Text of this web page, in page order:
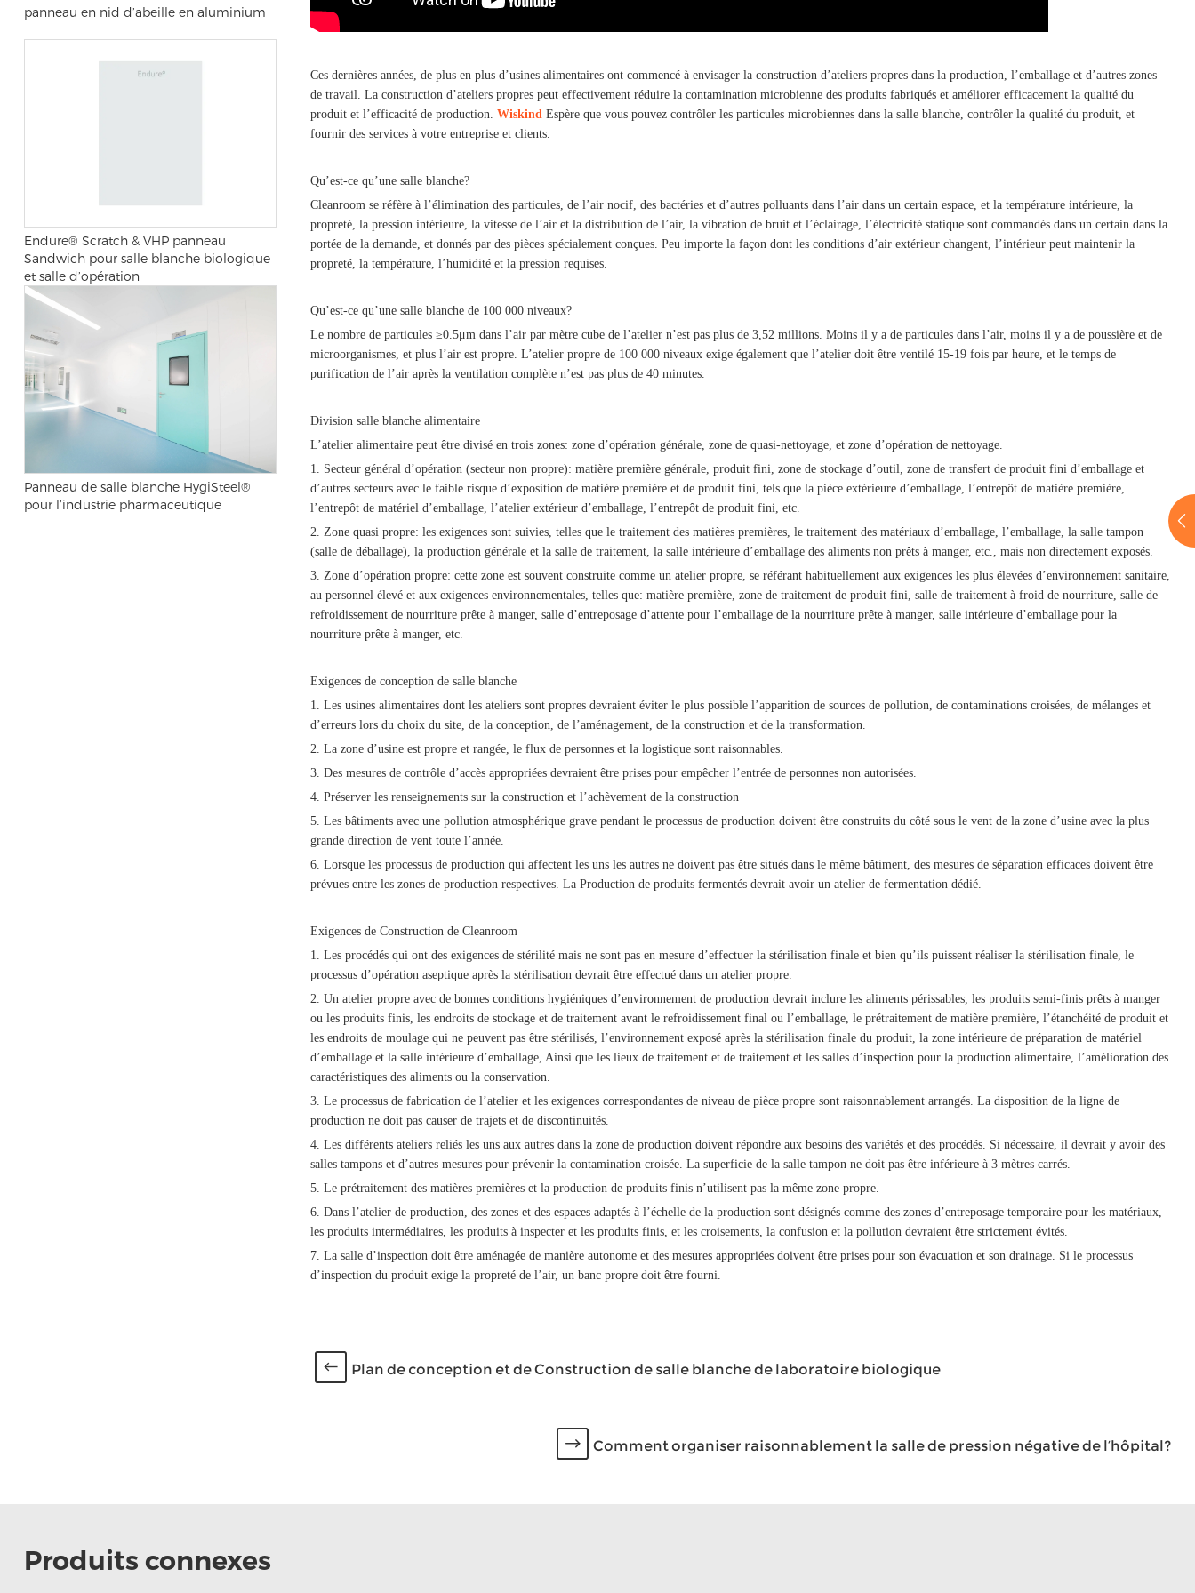
panneau en nid d’abeille en aluminium
Endure® Scratch & VHP panneau
Sandwich pour salle blanche biologique
et salle d’opération
Panneau de salle blanche HygiSteel®
pour l’industrie pharmaceutique
Ces dernières années, de plus en plus d’usines alimentaires ont commencé à envisager la construction d’ateliers propres dans la production, l’emballage et d’autres zones
de travail. La construction d’ateliers propres peut effectivement réduire la contamination microbienne des produits fabriqués et améliorer efficacement la qualité du
produit et l’efficacité de production.Wiskind Espère que vous pouvez contrôler les particules microbiennes dans la salle blanche, contrôler la qualité du produit, et
fournir des services à votre entreprise et clients.
Qu’est-ce qu’une salle blanche?
Cleanroom se réfère à l’élimination des particules, de l’air nocif, des bactéries et d’autres polluants dans l’air dans un certain espace, et la température intérieure, la
propreté, la pression intérieure, la vitesse de l’air et la distribution de l’air, la vibration de bruit et l’éclairage, l’électricité statique sont commandés dans un certain dans la
portée de la demande, et donnés par des pièces spécialement conçues. Peu importe la façon dont les conditions d’air extérieur changent, l’intérieur peut maintenir la
propreté, la température, l’humidité et la pression requises.
Qu’est-ce qu’une salle blanche de 100 000 niveaux?
Le nombre de particules ≥0.5μm dans l’air par mètre cube de l’atelier n’est pas plus de 3,52 millions. Moins il y a de particules dans l’air, moins il y a de poussière et de
microorganismes, et plus l’air est propre. L’atelier propre de 100 000 niveaux exige également que l’atelier doit être ventilé 15-19 fois par heure, et le temps de
purification de l’air après la ventilation complète n’est pas plus de 40 minutes.
Division salle blanche alimentaire
L’atelier alimentaire peut être divisé en trois zones: zone d’opération générale, zone de quasi-nettoyage, et zone d’opération de nettoyage.
1. Secteur général d’opération (secteur non propre): matière première générale, produit fini, zone de stockage d’outil, zone de transfert de produit fini d’emballage et
d’autres secteurs avec le faible risque d’exposition de matière première et de produit fini, tels que la pièce extérieure d’emballage, l’entrepôt de matière première,
l’entrepôt de matériel d’emballage, l’atelier extérieur d’emballage, l’entrepôt de produit fini, etc.
2. Zone quasi propre: les exigences sont suivies, telles que le traitement des matières premières, le traitement des matériaux d’emballage, l’emballage, la salle tampon
(salle de déballage), la production générale et la salle de traitement, la salle intérieure d’emballage des aliments non prêts à manger, etc., mais non directement exposés.
3. Zone d’opération propre: cette zone est souvent construite comme un atelier propre, se référant habituellement aux exigences les plus élevées d’environnement sanitaire,
au personnel élevé et aux exigences environnementales, telles que: matière première, zone de traitement de produit fini, salle de traitement à froid de nourriture, salle de
refroidissement de nourriture prête à manger, salle d’entreposage d’attente pour l’emballage de la nourriture prête à manger, salle intérieure d’emballage pour la
nourriture prête à manger, etc.
Exigences de conception de salle blanche
1. Les usines alimentaires dont les ateliers sont propres devraient éviter le plus possible l’apparition de sources de pollution, de contaminations croisées, de mélanges et
d’erreurs lors du choix du site, de la conception, de l’aménagement, de la construction et de la transformation.
2. La zone d’usine est propre et rangée, le flux de personnes et la logistique sont raisonnables.
3. Des mesures de contrôle d’accès appropriées devraient être prises pour empêcher l’entrée de personnes non autorisées.
4. Préserver les renseignements sur la construction et l’achèvement de la construction
5. Les bâtiments avec une pollution atmosphérique grave pendant le processus de production doivent être construits du côté sous le vent de la zone d’usine avec la plus
grande direction de vent toute l’année.
6. Lorsque les processus de production qui affectent les uns les autres ne doivent pas être situés dans le même bâtiment, des mesures de séparation efficaces doivent être
prévues entre les zones de production respectives. La Production de produits fermentés devrait avoir un atelier de fermentation dédié.
Exigences de Construction de Cleanroom
1. Les procédés qui ont des exigences de stérilité mais ne sont pas en mesure d’effectuer la stérilisation finale et bien qu’ils puissent réaliser la stérilisation finale, le
processus d’opération aseptique après la stérilisation devrait être effectué dans un atelier propre.
2. Un atelier propre avec de bonnes conditions hygiéniques d’environnement de production devrait inclure les aliments périssables, les produits semi-finis prêts à manger
ou les produits finis, les endroits de stockage et de traitement avant le refroidissement final ou l’emballage, le prétraitement de matière première, l’étanchéité de produit et
les endroits de moulage qui ne peuvent pas être stérilisés, l’environnement exposé après la stérilisation finale du produit, la zone intérieure de préparation de matériel
d’emballage et la salle intérieure d’emballage, Ainsi que les lieux de traitement et de traitement et les salles d’inspection pour la production alimentaire, l’amélioration des
caractéristiques des aliments ou la conservation.
3. Le processus de fabrication de l’atelier et les exigences correspondantes de niveau de pièce propre sont raisonnablement arrangés. La disposition de la ligne de
production ne doit pas causer de trajets et de discontinuités.
4. Les différents ateliers reliés les uns aux autres dans la zone de production doivent répondre aux besoins des variétés et des procédés. Si nécessaire, il devrait y avoir des
salles tampons et d’autres mesures pour prévenir la contamination croisée. La superficie de la salle tampon ne doit pas être inférieure à 3 mètres carrés.
5. Le prétraitement des matières premières et la production de produits finis n’utilisent pas la même zone propre.
6. Dans l’atelier de production, des zones et des espaces adaptés à l’échelle de la production sont désignés comme des zones d’entreposage temporaire pour les matériaux,
les produits intermédiaires, les produits à inspecter et les produits finis, et les croisements, la confusion et la pollution devraient être strictement évités.
7. La salle d’inspection doit être aménagée de manière autonome et des mesures appropriées doivent être prises pour son évacuation et son drainage. Si le processus
d’inspection du produit exige la propreté de l’air, un banc propre doit être fourni.
Plan de conception et de Construction de salle blanche de laboratoire biologique
Comment organiser raisonnablement la salle de pression négative de l’hôpital?
Produits connexes